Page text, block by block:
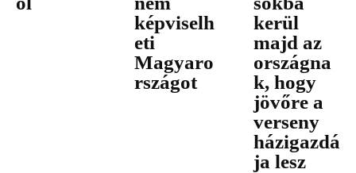
képviselh
eti
Magyaro
rszágot
kerül
majd az
országna
k, hogy
jövőre a
verseny
házigazdá
ja lesz